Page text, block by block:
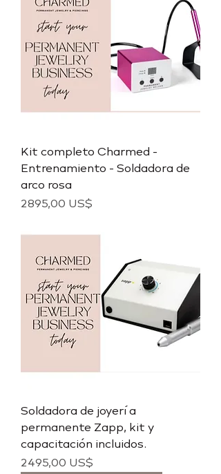
Kit completo Charmed -
Entrenamiento - Soldadora de
arco rosa
Precio
2895,00 US$
Soldadora de joyería
permanente Zapp, kit y
capacitación incluidos.
Precio
2495,00 US$